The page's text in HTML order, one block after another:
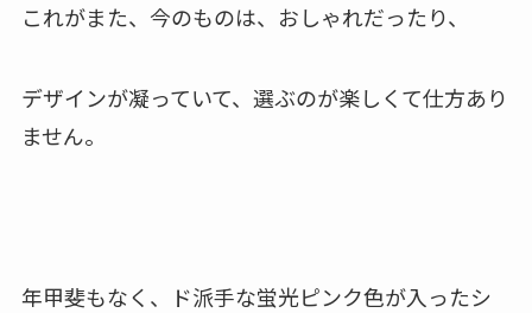
これがまた、今のものは、おしゃれだったり、
デザインが凝っていて、選ぶのが楽しくて仕方あり
ません。
年甲斐もなく、ド派手な蛍光ピンク色が入ったシ